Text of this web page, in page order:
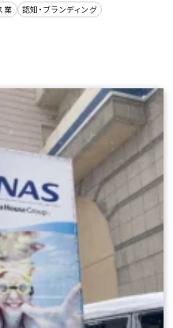
業
認知・ブランディング